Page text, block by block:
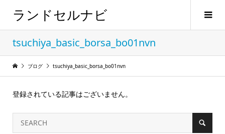
ランドセルナビ
tsuchiya_basic_borsa_bo01nvn
ブログ tsuchiya_basic_borsa_bo01nvn
登録されている記事はございません。